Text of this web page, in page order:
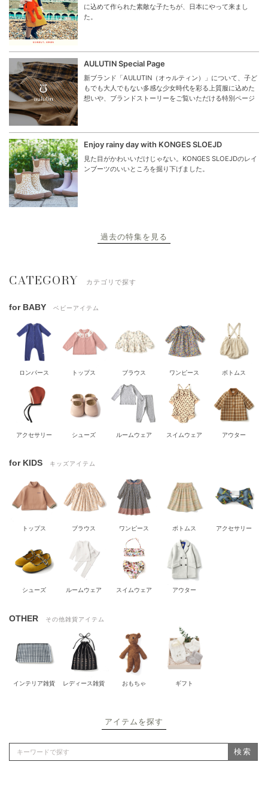
に込めて作られた素敵な子たちが、日本にやって来まし
た。
AULUTIN Special Page
新ブランド「AULUTIN（オゥルティン）」について、子ど
もでも大人でもない多感な少女時代を彩る上質服に込めた
想いや、ブランドストーリーをご覧いただける特別ページ
Enjoy rainy day with KONGES SLOEJD
見た目がかわいいだけじゃない。KONGES SLOEJDのレイ
ンブーツのいいところを掘り下げました。
過去の特集を見る
CATEGORY カテゴリで探す
for BABY ベビーアイテム
ロンパース トップス ブラウス ワンピース ボトムス
アクセサリー シューズ ルームウェア スイムウェア アウター
for KIDS キッズアイテム
トップス ブラウス ワンピース ボトムス アクセサリー
シューズ ルームウェア スイムウェア アウター
OTHER その他雑貨アイテム
インテリア雑貨 レディース雑貨 おもちゃ ギフト
アイテムを探す
検索